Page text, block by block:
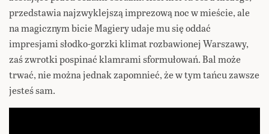
przedstawia najzwyklejszą imprezową noc w mieście, ale
na magicznym bicie Magiery udaje mu się oddać
impresjami słodko-gorzki klimat rozbawionej Warszawy,
zaś zwrotki pospinać klamrami sformułowań. Bal może
trwać, nie można jednak zapomnieć, że w tym tańcu zawsze
jesteś sam.